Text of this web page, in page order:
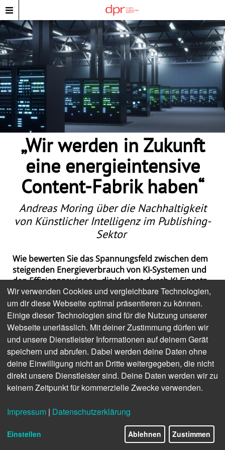
„Wir werden in Zukunft
eine energieintensive
Content-Fabrik haben“
Andreas Moring über die Nachhaltigkeit
von Künstlicher Intelligenz im Publishing-
Sektor
Wie bewerten Sie das Spannungsfeld zwischen dem
steigenden Energieverbrauch von KI-Systemen und
den Effizienzgewinnen, die Verlage durch KI-Einsatz
erzielen können?
Der Energiehunger bei KI‑Systemen bezieht sich in
allererster Linie auf das Training. Natürlich
verursacht der Betrieb auch ordentlich Verbrauch
von Energie. Das ist aber im Vergleich zu anderen
Aufwendungen überschaubar. Wenn wir einmal
dagegen rechnen, was beispielsweise Vertrieb und
Logistik und Druckerei so alles kosten, dann sind die
Kosten für KI‑Systeme sehr überschaubar. Hinzu
kommt, dass die Effizienzgewinne so groß sind, dass
alle Fälle lohnt.
Sehen Sie die Gefahr von Rebound-Effekten – wenn
Einsparungseffekte durch vermehrte Nutzung
Wir verwenden Cookies und vergleichbare Technologien,
um dir diese Webseite optimal präsentieren zu können.
Einige dieser Technologien sind für die Nutzung unserer
Webseite unerlässlich. Mit deiner Zustimmung dürfen wir
und unsere Dienstleister Informationen auf deinem Gerät
speichern und abrufen. Dabei werden deine Daten ohne
deine Einwilligung nicht an Dritte weitergegeben, die nicht
direkt unsere Dienstleister sind. Deine Daten werden wir zu
keinem Zeitpunkt für kommerzielle Zwecke verwenden.
Impressum | Datenschutzerklärung
Einstellen Ablehnen Zustimmen